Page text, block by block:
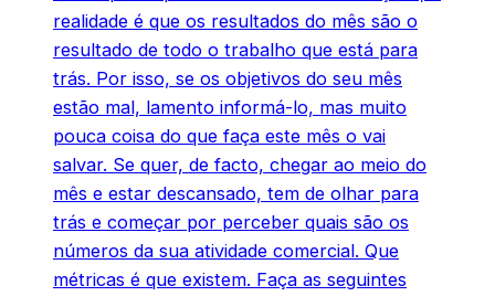
realidade é que os resultados do mês são o
resultado de todo o trabalho que está para
trás. Por isso, se os objetivos do seu mês
estão mal, lamento informá-lo, mas muito
pouca coisa do que faça este mês o vai
salvar. Se quer, de facto, chegar ao meio do
mês e estar descansado, tem de olhar para
trás e começar por perceber quais são os
números da sua atividade comercial. Que
métricas é que existem. Faça as seguintes